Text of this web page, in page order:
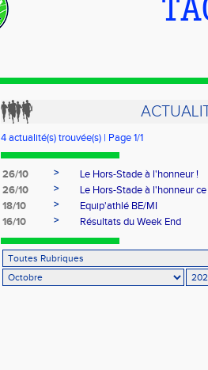
4 actualité(s) trouvée(s) | Page 1/1
26/10 >
Le Hors-Stade à l'honneur !
26/10
>
Le Hors-Stade à l'honneur
18/10
>
Equip'athlé BE/MI
16/10
> Résultats du Week End